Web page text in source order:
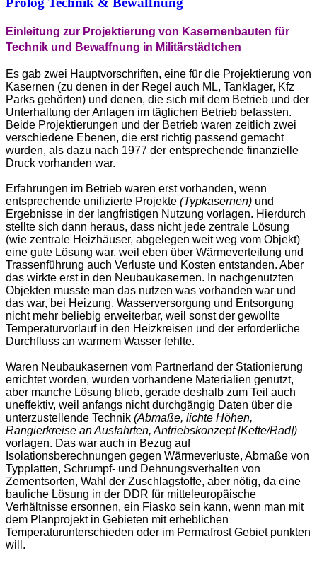
Einleitung zur Projektierung von Kasernenbauten für
Technik und Bewaffnung in Militärstädtchen
Es gab zwei Hauptvorschriften, eine für die Projektierung von
Kasernen (zu denen in der Regel auch ML, Tanklager, Kfz
Parks gehörten) und denen, die sich mit dem Betrieb und der
Unterhaltung der Anlagen im täglichen Betrieb befassten.
Beide Projektierungen und der Betrieb waren zeitlich zwei
verschiedene Ebenen, die erst richtig passend gemacht
wurden, als dazu nach 1977 der entsprechende finanzielle
Druck vorhanden war.
Erfahrungen im Betrieb waren erst vorhanden, wenn
entsprechende unifizierte Projekte (Typkasernen) und
Ergebnisse in der langfristigen Nutzung vorlagen. Hierdurch
stellte sich dann heraus, dass nicht jede zentrale Lösung
(wie zentrale Heizhäuser, abgelegen weit weg vom Objekt)
eine gute Lösung war, weil eben über Wärmeverteilung und
Trassenführung auch Verluste und Kosten entstanden. Aber
das wirkte erst in den Neubaukasernen. In nachgenutzten
Objekten musste man das nutzen was vorhanden war und
das war, bei Heizung, Wasserversorgung und Entsorgung
nicht mehr beliebig erweiterbar, weil sonst der gewollte
Temperaturvorlauf in den Heizkreisen und der erforderliche
Durchfluss an warmem Wasser fehlte.
Waren Neubaukasernen vom Partnerland der Stationierung
errichtet worden, wurden vorhandene Materialien genutzt,
aber manche Lösung blieb, gerade deshalb zum Teil auch
uneffektiv, weil anfangs nicht durchgängig Daten über die
unterzustellende Technik (Abmaße, lichte Höhen,
Rangierkreise an Ausfahrten, Antriebskonzept [Kette/Rad])
vorlagen. Das war auch in Bezug auf
Isolationsberechnungen gegen Wärmeverluste, Abmaße von
Typplatten, Schrumpf- und Dehnungsverhalten von
Zementsorten, Wahl der Zuschlagstoffe, aber nötig, da eine
bauliche Lösung in der DDR für mitteleuropäische
Verhältnisse ersonnen, ein Fiasko sein kann, wenn man mit
dem Planprojekt in Gebieten mit erheblichen
Temperaturunterschieden oder im Permafrost Gebiet punkten
will.